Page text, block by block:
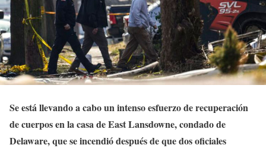
Se está llevando a cabo un intenso esfuerzo de recuperación
de cuerpos en la casa de East Lansdowne, condado de
Delaware, que se incendió después de que dos oficiales